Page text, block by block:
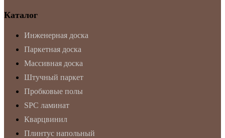
Каталог
Инженерная доска
Паркетная доска
Массивная доска
Штучный паркет
Пробковые полы
SPC ламинат
Кварцвинил
Плинтус напольный